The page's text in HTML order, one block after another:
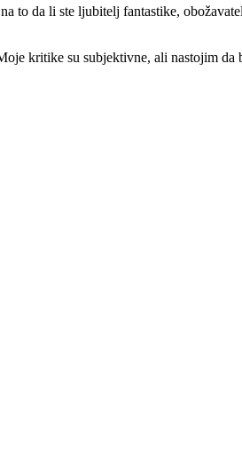
to da li ste ljubitelj fantastike,
kritike su subjektivne, ali nastojim da